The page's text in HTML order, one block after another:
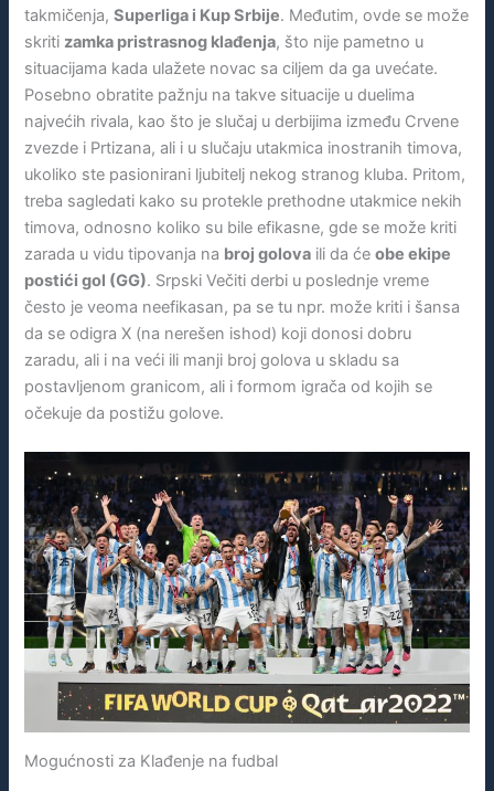
takmičenja,Superliga i Kup Srbije. Međutim, ovde se može
skriti zamka pristrasnog klađenja, što nije pametno u
situacijama kada ulažete novac sa ciljem da ga uvećate.
Posebno obratite pažnju na takve situacije u duelima
najvećih rivala, kao što je slučaj u derbijima između Crvene
zvezde i Prtizana, ali i u slučaju utakmica inostranih timova,
ukoliko ste pasionirani ljubitelj nekog stranog kluba. Pritom,
treba sagledati kako su protekle prethodne utakmice nekih
timova, odnosno koliko su bile efikasne, gde se može kriti
zarada u vidu tipovanja na broj golova ili da ćeobe ekipe
postići gol (GG). Srpski Večiti derbi u poslednje vreme
često je veoma neefikasan, pa se tu npr. može kriti i šansa
da se odigra X (na nerešen ishod) koji donosi dobru
zaradu, ali i na veći ili manji broj golova u skladu sa
postavljenom granicom, ali i formom igrača od kojih se
očekuje da postižu golove.
Mogućnosti za Klađenje na fudbal